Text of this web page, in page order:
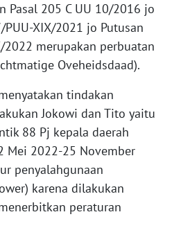
Pasal 205 C UU 10/2016 jo
XIX/2021 jo Putusan
2022 merupakan perbuatan
Oveheidsdaad).
tindakan
Jokowi dan Tito yaitu
88 Pj kepala daerah
Mei 2022-25 November
penyalahgunaan
karena dilakukan
peraturan